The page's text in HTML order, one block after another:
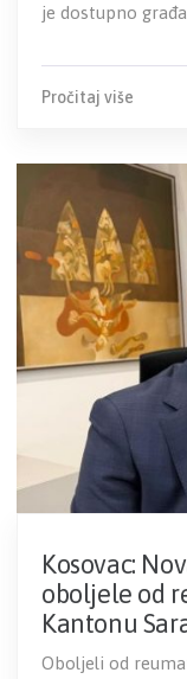
je dostupno
Pročitaj više
Kosovac:
oboljele od
Kantonu
Oboljeli od